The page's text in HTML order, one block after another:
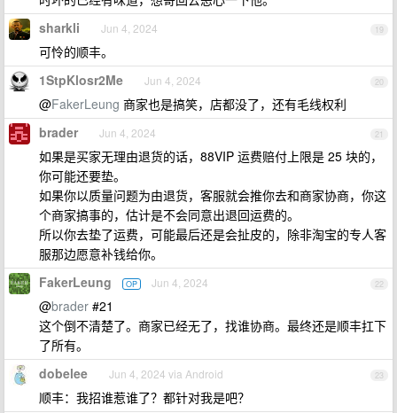
19
sharkli Jun 4, 2024
可怜的顺丰。
20
1StpKlosr2Me Jun 4, 2024
@FakerLeung 商家也是搞笑，店都没了，还有毛线权利
21
brader Jun 4, 2024
如果是买家无理由退货的话，88VIP 运费赔付上限是 25 块的，
你可能还要垫。
如果你以质量问题为由退货，客服就会推你去和商家协商，你这
个商家搞事的，估计是不会同意出退回运费的。
所以你去垫了运费，可能最后还是会扯皮的，除非淘宝的专人客
服那边愿意补钱给你。
22
FakerLeung OP Jun 4, 2024
@brader #21
这个倒不清楚了。商家已经无了，找谁协商。最终还是顺丰扛下
了所有。
23
dobelee Jun 4, 2024 via Android
顺丰：我招谁惹谁了？都针对我是吧？